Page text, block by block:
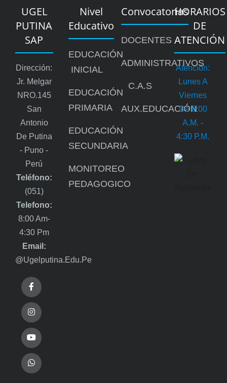
UGEL
PUTINA
SAP
Dirección:
Jr. Melgar
NRO.145
San
Antonio
De Putina
- Puno -
Perú
Teléfono:
(051)
Telefono:
8:00 Am-
4:30 Pm
Email:
@ugelputina.edu.pe
Nivel
Educativo
EDUCACIÓN
INICIAL
EDUCACIÓN
PRIMARIA
EDUCACIÓN
SECUNDARIA
MONITOREO
PEDAGOGICO
Convocatorias
DOCENTES
ADMINISTRATIVOS
C.A.S
AUX.EDUCACIÓN
HORARIOS
DE
ATENCIÓN
Atención:
Lunes A
Viernes
De 8:00
A.m. -
4:30 P.m.